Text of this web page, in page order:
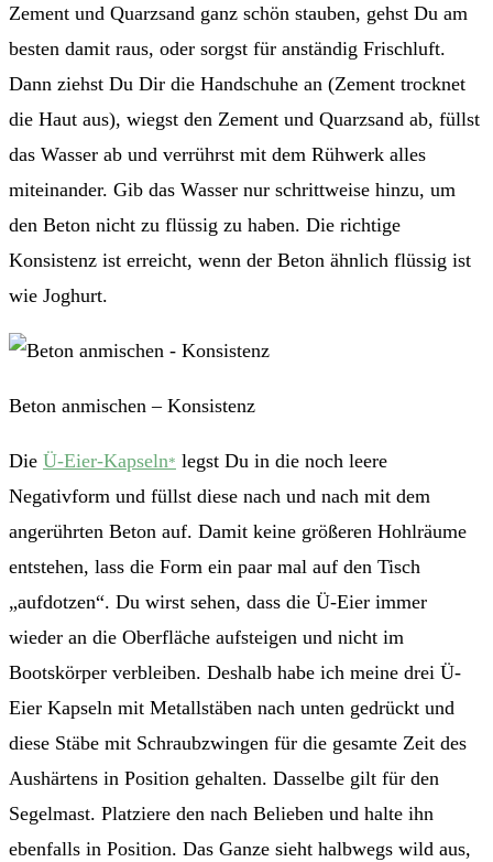
Zement und Quarzsand ganz schön stauben, gehst Du am
besten damit raus, oder sorgst für anständig Frischluft.
Dann ziehst Du Dir die Handschuhe an (Zement trocknet
die Haut aus), wiegst den Zement und Quarzsand ab, füllst
das Wasser ab und verrührst mit dem Rühwerk alles
miteinander. Gib das Wasser nur schrittweise hinzu, um
den Beton nicht zu flüssig zu haben. Die richtige
Konsistenz ist erreicht, wenn der Beton ähnlich flüssig ist
wie Joghurt.
Beton anmischen – Konsistenz
Die Ü-Eier-Kapseln* legst Du in die noch leere
Negativform und füllst diese nach und nach mit dem
angerührten Beton auf. Damit keine größeren Hohlräume
entstehen, lass die Form ein paar mal auf den Tisch
„aufdotzen“. Du wirst sehen, dass die Ü-Eier immer
wieder an die Oberfläche aufsteigen und nicht im
Bootskörper verbleiben. Deshalb habe ich meine drei Ü-
Eier Kapseln mit Metallstäben nach unten gedrückt und
diese Stäbe mit Schraubzwingen für die gesamte Zeit des
Aushärtens in Position gehalten. Dasselbe gilt für den
Segelmast. Platziere den nach Belieben und halte ihn
ebenfalls in Position. Das Ganze sieht halbwegs wild aus,